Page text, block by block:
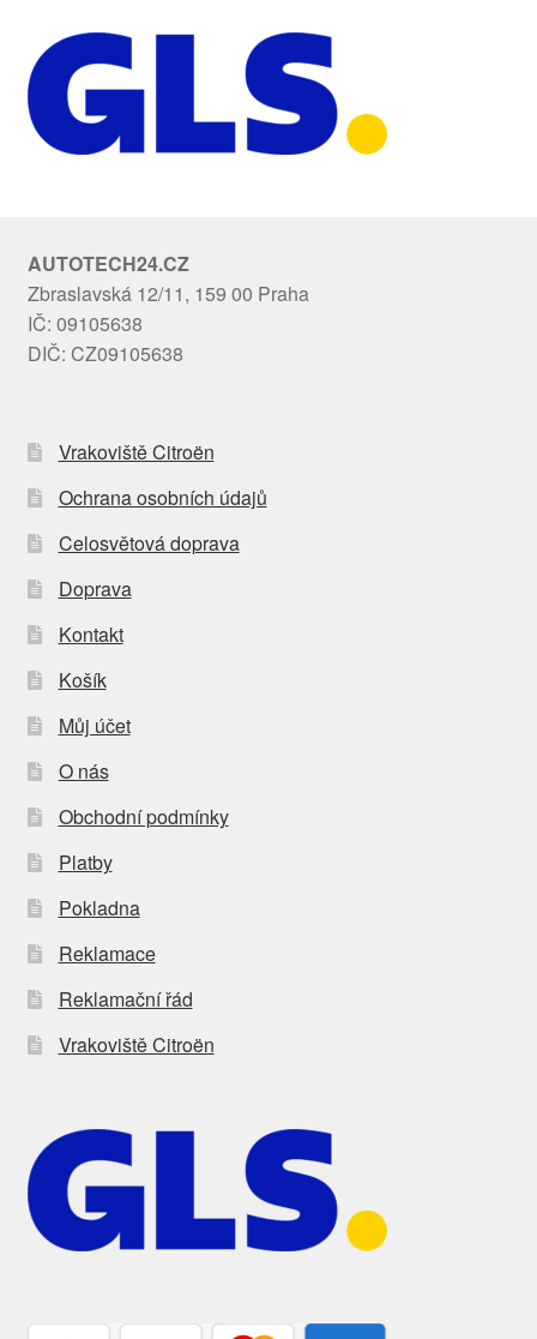
AUTOTECH24.CZ
Zbraslavská 12/11, 159 00 Praha
IČ: 09105638
DIČ: CZ09105638
Vrakoviště Citroën
Ochrana osobních údajů
Celosvětová doprava
Doprava
Kontakt
Košík
Můj účet
O nás
Obchodní podmínky
Platby
Pokladna
Reklamace
Reklamační řád
Vrakoviště Citroën